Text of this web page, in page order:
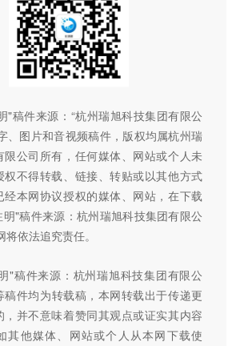
稿件来源：“杭州瑞旭科技集团有限公
、图片和音视频稿件，版权均属杭州瑞
限公司所有，任何媒体、网站或个人未
权不得转载、链接、转贴或以其他方式
经本网协议授权的媒体、网站，在下载
"稿件来源：杭州瑞旭科技集团有限公
依法追究责任。
"稿件来源：杭州瑞旭科技集团有限公
件均为转载稿，本网转载出于传递更
，并不意味着赞同其观点或证实其内容
其他媒体、网站或个人从本网下载使